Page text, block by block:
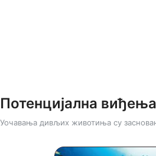
Потенцијална
Уочавања дивљих животиња су